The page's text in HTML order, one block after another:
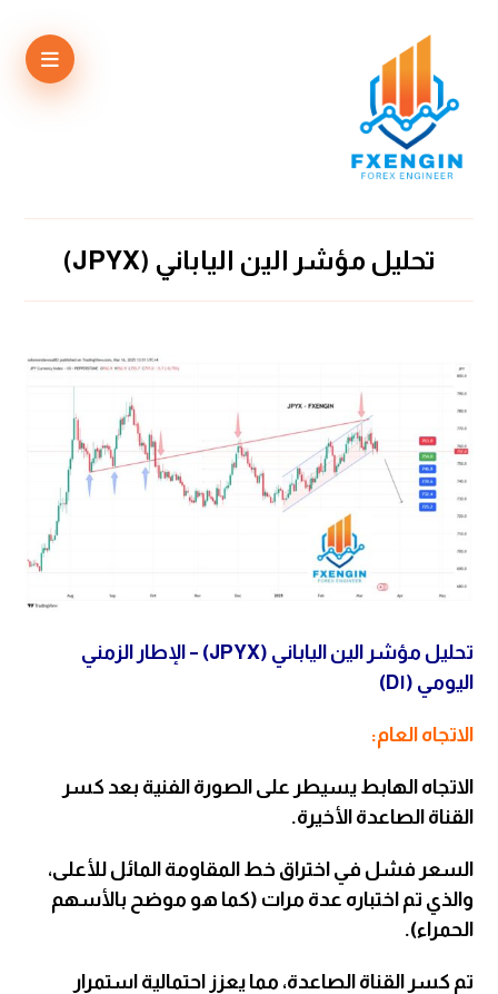
تحليل مؤشر الين الياباني (JPYX)
تحليل مؤشر الين الياباني (JPYX) – الإطار الزمني
اليومي (D١)
الاتجاه العام:
الاتجاه الهابط يسيطر على الصورة الفنية بعد كسر
القناة الصاعدة الأخيرة.
السعر فشل في اختراق خط المقاومة المائل للأعلى،
والذي تم اختباره عدة مرات (كما هو موضح بالأسهم
الحمراء).
تم كسر القناة الصاعدة، مما يعزز احتمالية استمرار